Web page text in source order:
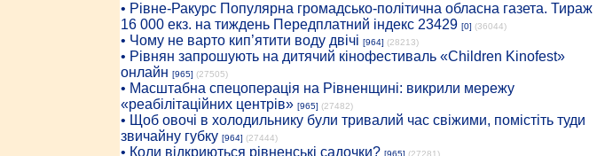
• Рiвне-Ракурс Популярна громадсько-політична обласна газета. Тираж
16 000 екз. на тиждень Передплатний індекс 23429 [0] (36044)
• Чому не варто кип’ятити воду двічі [964] (28213)
• Рівнян запрошують на дитячий кінофестиваль «Children Kinofest»
онлайн [965] (27505)
• Масштабна спецоперація на Рівненщині: викрили мережу
«реабілітаційних центрів» [965] (27482)
• Щоб овочі в холодильнику були тривалий час свіжими, помістіть туди
звичайну губку [964] (27444)
• Коли відкриються рівненські садочки? [965] (27281)